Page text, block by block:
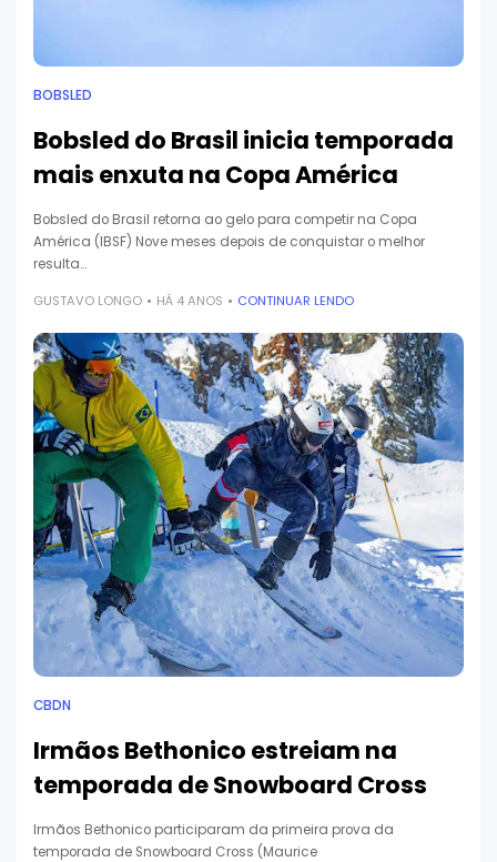
BOBSLED
Bobsled do Brasil inicia temporada
mais enxuta na Copa América
Bobsled do Brasil retorna ao gelo para competir na Copa
América (IBSF) Nove meses depois de conquistar o melhor
resulta…
GUSTAVO LONGO HÁ 4 ANOS CONTINUAR LENDO
CBDN
Irmãos Bethonico estreiam na
temporada de Snowboard Cross
Irmãos Bethonico participaram da primeira prova da
temporada de Snowboard Cross (Maurice